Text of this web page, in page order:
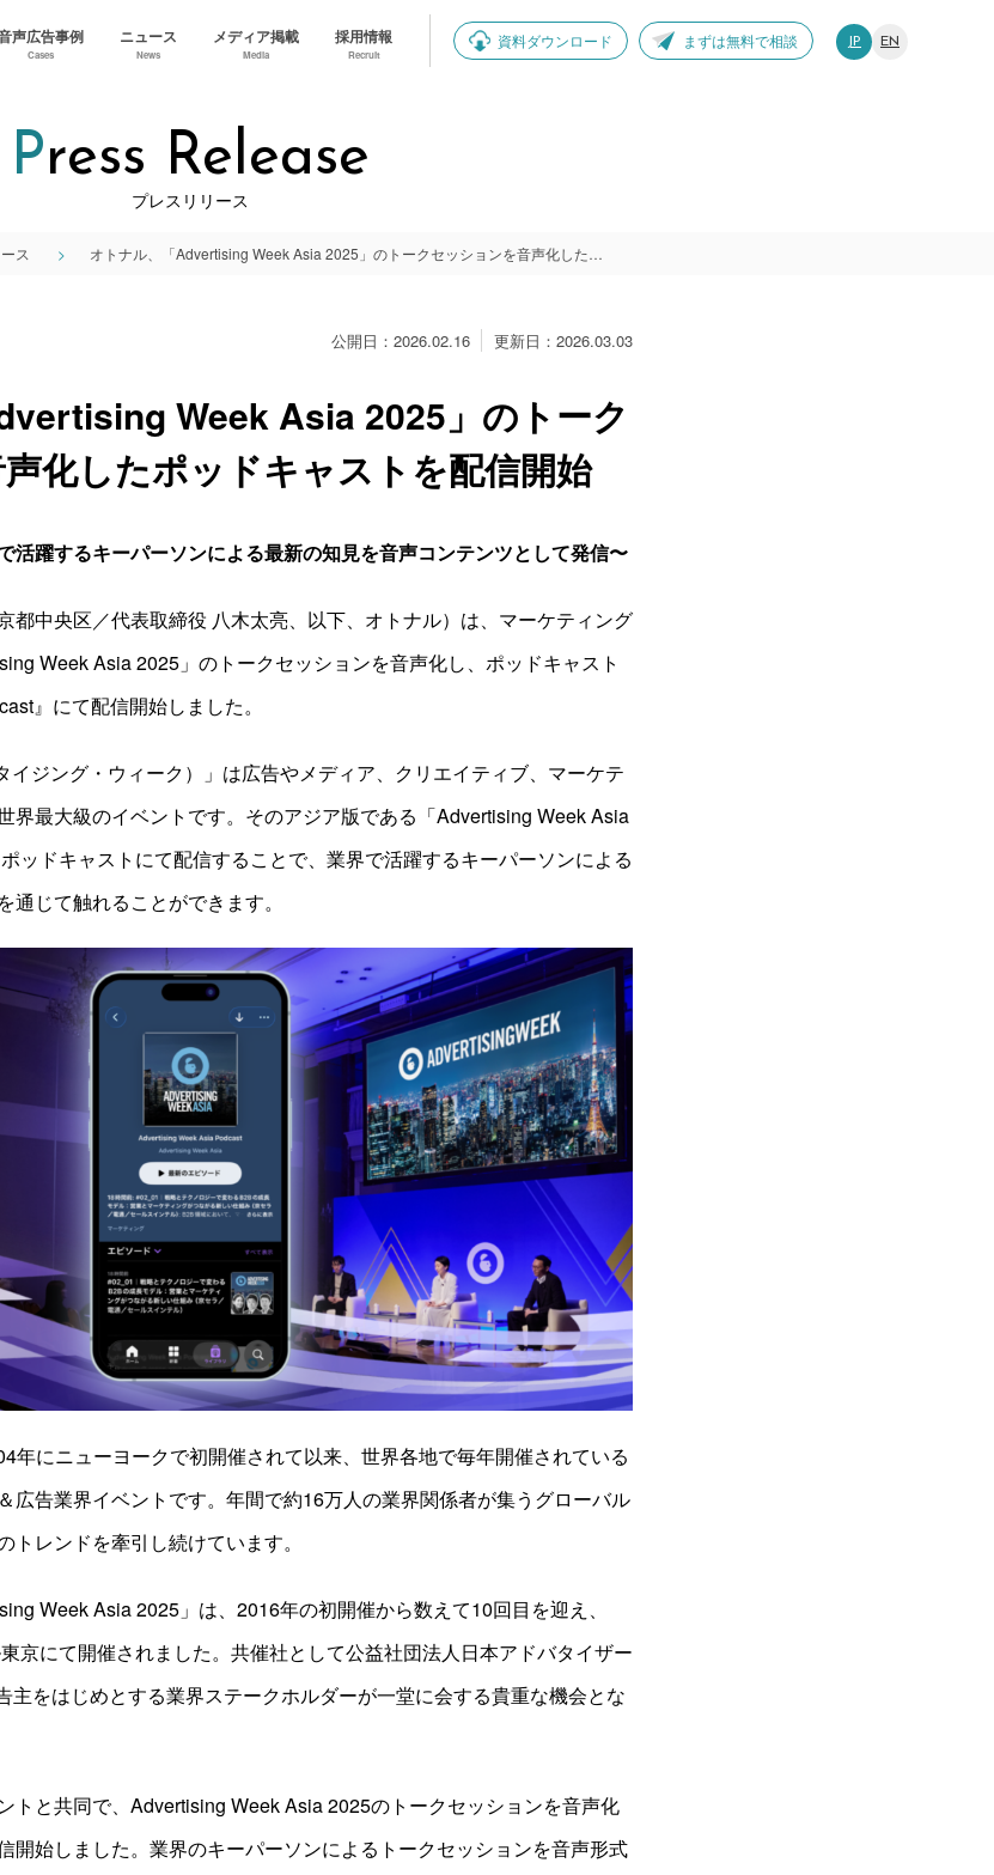
声広告事例
Cases
ニュース
News
メディア掲載
Media
採用情報
Recruit
資料ダウンロード まずは無料で相談 JP EN
Press Release
プレスリリース
ス オトナル、「Advertising Week Asia 2025」のトークセッションを音声化したポッドキャストを配信開始
公開日：2026.02.16 更新日：2026.03.03
Week Asia 2025」のトーク
化したポッドキャストを配信開始
活躍するキーパーソンによる最新の知見を音声コンテンツとして発信〜
都中央区／代表取締役 八木太亮、以下、オトナル）は、マーケティング
Week Asia 2025」のトークセッションを音声化し、ポッドキャスト
』にて配信開始しました。
イジング・ウィーク）」は広告やメディア、クリエイティブ、マーケテ
界最大級のイベントです。そのアジア版である「Advertising Week Asia
ッドキャストにて配信することで、業界で活躍するキーパーソンによる
じて触れることができます。
年にニューヨークで初開催されて以来、世界各地で毎年開催されている
広告業界イベントです。年間で約16万人の業界関係者が集うグローバル
レンドを牽引し続けています。
Week Asia 2025」は、2016年の初開催から数えて10回目を迎え、
京にて開催されました。共催社として公益社団法人日本アドバタイザー
主をはじめとする業界ステークホルダーが一堂に会する貴重な機会とな
トと共同で、Advertising Week Asia 2025のトークセッションを音声化
開始しました。業界のキーパーソンによるトークセッションを音声形式